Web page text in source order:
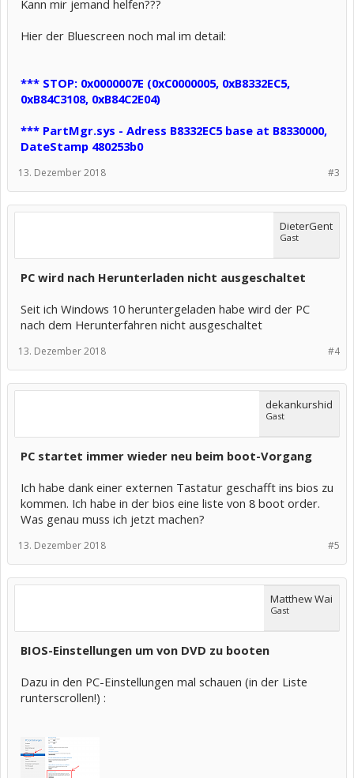
Kann mir jemand helfen???
Hier der Bluescreen noch mal im detail:
*** STOP: 0x0000007E (0xC0000005, 0xB8332EC5,
0xB84C3108, 0xB84C2E04)
*** PartMgr.sys - Adress B8332EC5 base at B8330000,
DateStamp 480253b0
#3
13. Dezember 2018
DieterGent
Gast
PC wird nach Herunterladen nicht ausgeschaltet
Seit ich Windows 10 heruntergeladen habe wird der PC
nach dem Herunterfahren nicht ausgeschaltet
#4
13. Dezember 2018
dekankurshid
Gast
PC startet immer wieder neu beim boot-Vorgang
Ich habe dank einer externen Tastatur geschafft ins bios zu
kommen. Ich habe in der bios eine liste von 8 boot order.
Was genau muss ich jetzt machen?
#5
13. Dezember 2018
Matthew Wai
Gast
BIOS-Einstellungen um von DVD zu booten
Dazu in den PC-Einstellungen mal schauen (in der Liste
runterscrollen!) :